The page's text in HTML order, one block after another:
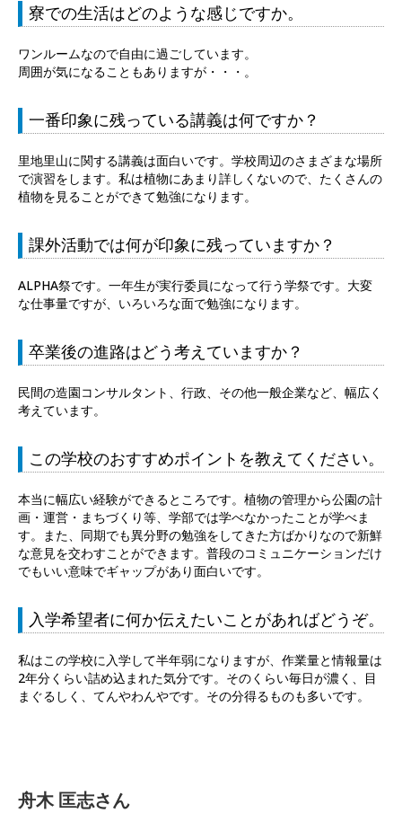
寮での生活はどのような感じですか。
ワンルームなので自由に過ごしています。
周囲が気になることもありますが・・・。
一番印象に残っている講義は何ですか？
里地里山に関する講義は面白いです。学校周辺のさまざまな場所
で演習をします。私は植物にあまり詳しくないので、たくさんの
植物を見ることができて勉強になります。
課外活動では何が印象に残っていますか？
ALPHA祭です。一年生が実行委員になって行う学祭です。大変
な仕事量ですが、いろいろな面で勉強になります。
卒業後の進路はどう考えていますか？
民間の造園コンサルタント、行政、その他一般企業など、幅広く
考えています。
この学校のおすすめポイントを教えてください。
本当に幅広い経験ができるところです。植物の管理から公園の計
画・運営・まちづくり等、学部では学べなかったことが学べま
す。また、同期でも異分野の勉強をしてきた方ばかりなので新鮮
な意見を交わすことができます。普段のコミュニケーションだけ
でもいい意味でギャップがあり面白いです。
入学希望者に何か伝えたいことがあればどうぞ。
私はこの学校に入学して半年弱になりますが、作業量と情報量は
2年分くらい詰め込まれた気分です。そのくらい毎日が濃く、目
まぐるしく、てんやわんやです。その分得るものも多いです。
舟木 匡志さん